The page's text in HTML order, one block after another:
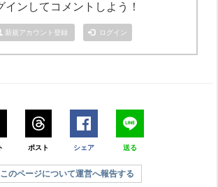
インしてコメントしよう！
新規アカウント登録 ログイン
ポスト シェア 送る
のページについて運営へ報告する